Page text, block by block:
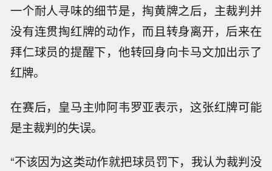
一个耐人寻味的细节是，掏黄牌之后，主裁判并
没有连贯掏红牌的动作，而且转身离开，后来在
拜仁球员的提醒下，他转回身向卡马文加出示了
红牌。
在赛后，皇马主帅阿韦罗亚表示，这张红牌可能
是主裁判的失误。
“不该因为这类动作就把球员罚下，我认为裁判没